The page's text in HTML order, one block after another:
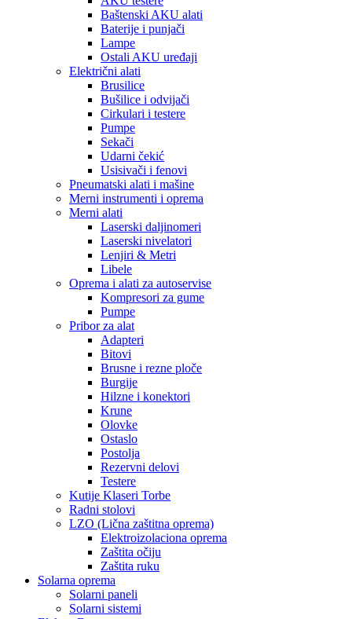
Baštenski AKU alati
Baterije i punjači
Lampe
Ostali AKU uređaji
Električni alati
Brusilice
Bušilice i odvijači
Cirkulari i testere
Pumpe
Sekači
Udarni čekić
Usisivači i fenovi
Pneumatski alati i mašine
Merni instrumenti i oprema
Merni alati
Laserski daljinomeri
Laserski nivelatori
Lenjiri & Metri
Libele
Oprema i alati za autoservise
Kompresori za gume
Pumpe
Pribor za alat
Adapteri
Bitovi
Brusne i rezne ploče
Burgije
Hilzne i konektori
Krune
Olovke
Ostaslo
Postolja
Rezervni delovi
Testere
Kutije Klaseri Torbe
Radni stolovi
LZO (Lična zaštitna oprema)
Elektroizolaciona oprema
Zaštita očiju
Zaštita ruku
Solarna oprema
Solarni paneli
Solarni sistemi